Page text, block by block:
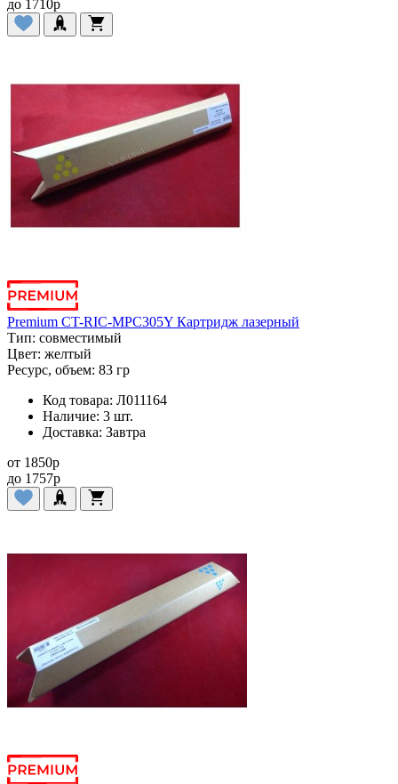
до 1710p
Premium CT-RIC-MPC305Y Картридж лазерный
Тип: совместимый
Цвет: желтый
Ресурс, объем: 83 гр
Код товара: Л011164
Наличие: 3 шт.
Доставка: Завтра
от 1850p
до 1757p